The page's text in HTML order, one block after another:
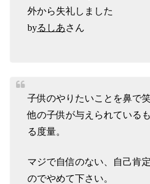
外から失礼しました
byるしあさん
子供のやりたいことを鼻で笑
他の子供が与えられている
る度量。
マジで自信のない、自己肯
のでやめて下さい。